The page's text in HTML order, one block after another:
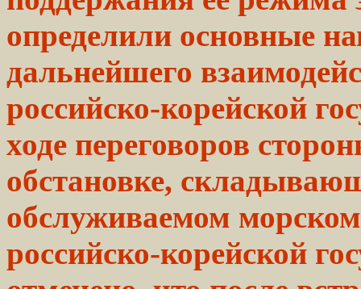
определили основные
дальнейшего
российско-корейской
ходе переговоров
обстановке,
обслуживаемом морском
российско-корейской